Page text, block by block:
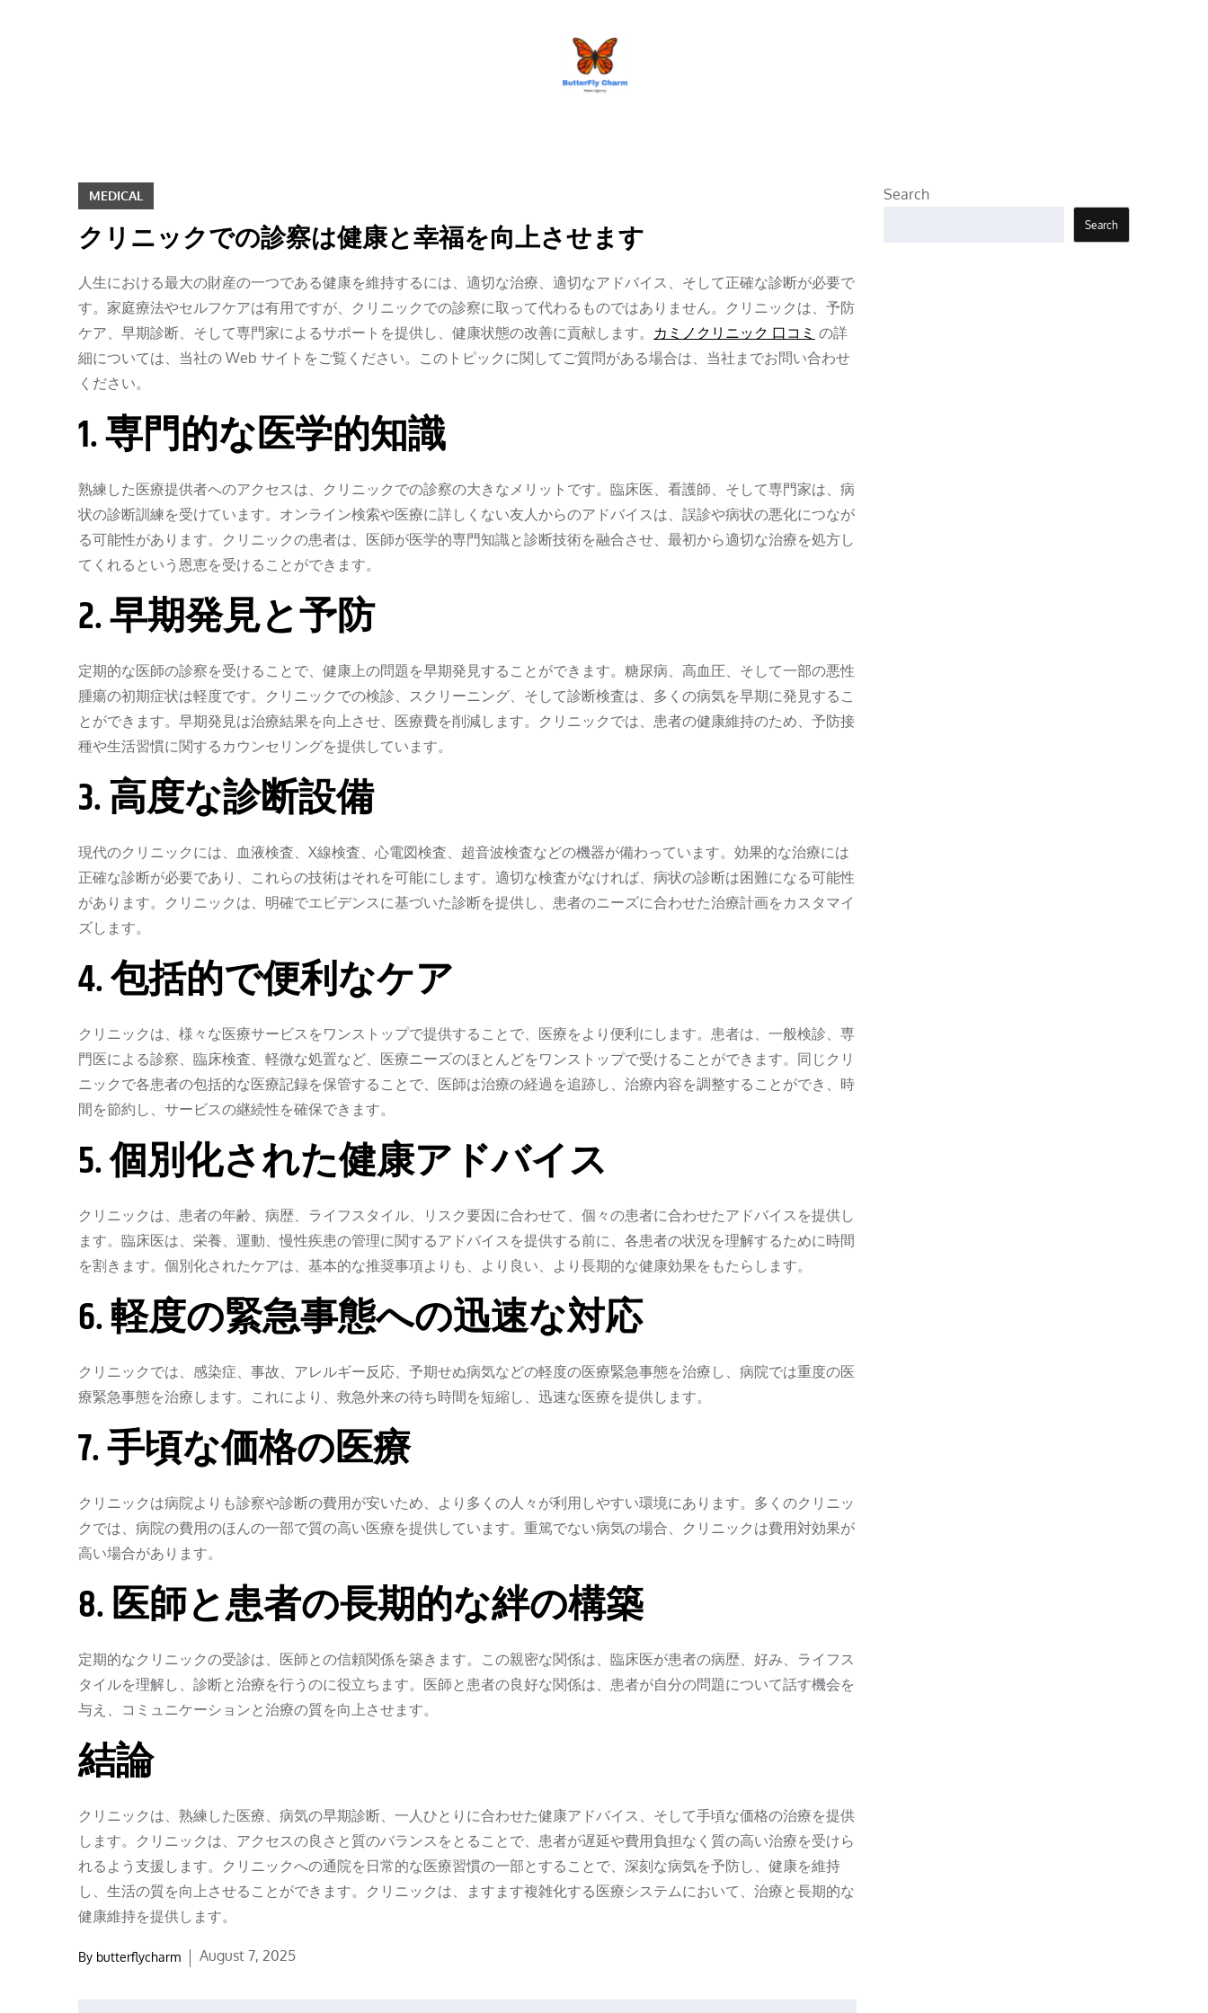
MEDICAL
クリニックでの診察は健康と幸福を向上させます
人生における最大の財産の一つである健康を維持するには、適切な治療、適切なアドバイス、そして正確な診断が必要で
す。家庭療法やセルフケアは有用ですが、クリニックでの診察に取って代わるものではありません。クリニックは、予防
ケア、早期診断、そして専門家によるサポートを提供し、健康状態の改善に貢献します。 カミノクリニック 口コミ の詳
細については、当社の Web サイトをご覧ください。このトピックに関してご質問がある場合は、当社までお問い合わせ
ください。
1. 専門的な医学的知識
熟練した医療提供者へのアクセスは、クリニックでの診察の大きなメリットです。臨床医、看護師、そして専門家は、病
状の診断訓練を受けています。オンライン検索や医療に詳しくない友人からのアドバイスは、誤診や病状の悪化につなが
る可能性があります。クリニックの患者は、医師が医学的専門知識と診断技術を融合させ、最初から適切な治療を処方し
てくれるという恩恵を受けることができます。
2. 早期発見と予防
定期的な医師の診察を受けることで、健康上の問題を早期発見することができます。糖尿病、高血圧、そして一部の悪性
腫瘍の初期症状は軽度です。クリニックでの検診、スクリーニング、そして診断検査は、多くの病気を早期に発見するこ
とができます。早期発見は治療結果を向上させ、医療費を削減します。クリニックでは、患者の健康維持のため、予防接
種や生活習慣に関するカウンセリングを提供しています。
3. 高度な診断設備
現代のクリニックには、血液検査、X線検査、心電図検査、超音波検査などの機器が備わっています。効果的な治療には
正確な診断が必要であり、これらの技術はそれを可能にします。適切な検査がなければ、病状の診断は困難になる可能性
があります。クリニックは、明確でエビデンスに基づいた診断を提供し、患者のニーズに合わせた治療計画をカスタマイ
ズします。
4. 包括的で便利なケア
クリニックは、様々な医療サービスをワンストップで提供することで、医療をより便利にします。患者は、一般検診、専
門医による診察、臨床検査、軽微な処置など、医療ニーズのほとんどをワンストップで受けることができます。同じクリ
ニックで各患者の包括的な医療記録を保管することで、医師は治療の経過を追跡し、治療内容を調整することができ、時
間を節約し、サービスの継続性を確保できます。
5. 個別化された健康アドバイス
クリニックは、患者の年齢、病歴、ライフスタイル、リスク要因に合わせて、個々の患者に合わせたアドバイスを提供し
ます。臨床医は、栄養、運動、慢性疾患の管理に関するアドバイスを提供する前に、各患者の状況を理解するために時間
を割きます。個別化されたケアは、基本的な推奨事項よりも、より良い、より長期的な健康効果をもたらします。
6. 軽度の緊急事態への迅速な対応
クリニックでは、感染症、事故、アレルギー反応、予期せぬ病気などの軽度の医療緊急事態を治療し、病院では重度の医
療緊急事態を治療します。これにより、救急外来の待ち時間を短縮し、迅速な医療を提供します。
7. 手頃な価格の医療
クリニックは病院よりも診察や診断の費用が安いため、より多くの人々が利用しやすい環境にあります。多くのクリニッ
クでは、病院の費用のほんの一部で質の高い医療を提供しています。重篤でない病気の場合、クリニックは費用対効果が
高い場合があります。
8. 医師と患者の長期的な絆の構築
定期的なクリニックの受診は、医師との信頼関係を築きます。この親密な関係は、臨床医が患者の病歴、好み、ライフス
タイルを理解し、診断と治療を行うのに役立ちます。医師と患者の良好な関係は、患者が自分の問題について話す機会を
与え、コミュニケーションと治療の質を向上させます。
結論
クリニックは、熟練した医療、病気の早期診断、一人ひとりに合わせた健康アドバイス、そして手頃な価格の治療を提供
します。クリニックは、アクセスの良さと質のバランスをとることで、患者が遅延や費用負担なく質の高い治療を受けら
れるよう支援します。クリニックへの通院を日常的な医療習慣の一部とすることで、深刻な病気を予防し、健康を維持
し、生活の質を向上させることができます。クリニックは、ますます複雑化する医療システムにおいて、治療と長期的な
健康維持を提供します。
By butterflycharm
Posted
August 7, 2025
Search
Search